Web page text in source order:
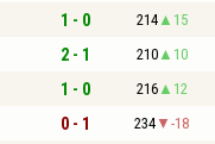
1 - 0 214 15
2 - 1 210 10
1 - 0 216 12
0 - 1 234 -18